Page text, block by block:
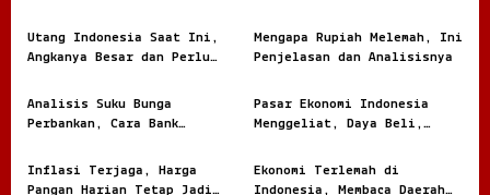
g
a
t
i
o
Utang Indonesia Saat Ini,
Angkanya Besar dan Perlu
Mengapa Rupiah Melemah, Ini
Penjelasan dan Analisisnya
Analisis Suku Bunga
Perbankan, Cara Bank
Nasabah
Pasar Ekonomi Indonesia
Menggeliat, Daya Beli,
Jadi Sorotan
Inflasi Terjaga, Harga
Pangan Harian Tetap Jadi
Ekonomi Terlemah di
Indonesia, Membaca Daerah